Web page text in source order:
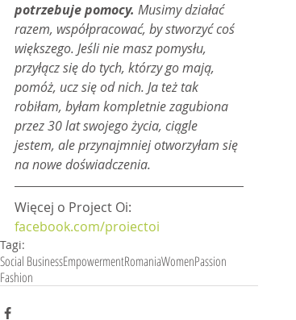
potrzebuje pomocy. Musimy działać
razem, współpracować, by stworzyć coś
większego. Jeśli nie masz pomysłu,
przyłącz się do tych, którzy go mają,
pomóż, ucz się od nich. Ja też tak
robiłam, byłam kompletnie zagubiona
przez 30 lat swojego życia, ciągle
jestem, ale przynajmniej otworzyłam się
na nowe doświadczenia.
Więcej o Project Oi:
facebook.com/proiectoi
Tagi:
Social BusinessEmpowermentRomaniaWomenPassion
Fashion